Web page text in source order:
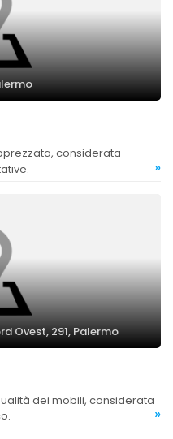
»
Ovest, 291, Palermo
»